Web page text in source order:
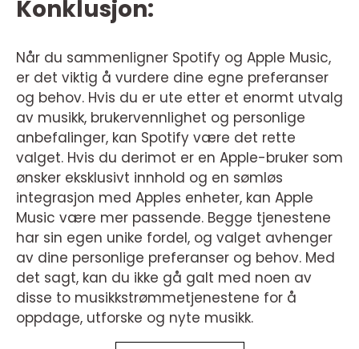
Konklusjon:
Når du sammenligner Spotify og Apple Music,
er det viktig å vurdere dine egne preferanser
og behov. Hvis du er ute etter et enormt utvalg
av musikk, brukervennlighet og personlige
anbefalinger, kan Spotify være det rette
valget. Hvis du derimot er en Apple-bruker som
ønsker eksklusivt innhold og en sømløs
integrasjon med Apples enheter, kan Apple
Music være mer passende. Begge tjenestene
har sin egen unike fordel, og valget avhenger
av dine personlige preferanser og behov. Med
det sagt, kan du ikke gå galt med noen av
disse to musikkstrømmetjenestene for å
oppdage, utforske og nyte musikk.